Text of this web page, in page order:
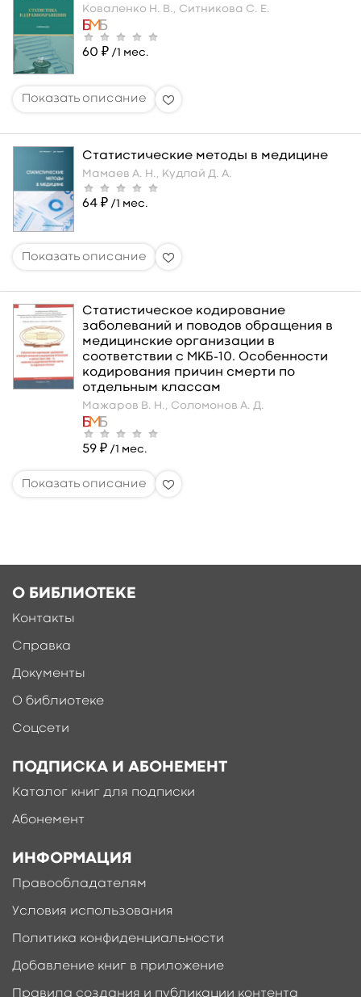
Коваленко Н. В., Ситникова С. Е.
60 ₽ /1 мес.
Статистические методы в медицине
Мамаев А. Н., Кудлай Д. А.
64 ₽ /1 мес.
Статистическое кодирование
заболеваний и поводов обращения в
медицинские организации в
соответствии с МКБ-10. Особенности
кодирования причин смерти по
отдельным классам
Мажаров В. Н., Соломонов А. Д.
59 ₽ /1 мес.
О БИБЛИОТЕКЕ
Контакты
Справка
Документы
О библиотеке
Соцсети
ПОДПИСКА И АБОНЕМЕНТ
Каталог книг для подписки
Абонемент
ИНФОРМАЦИЯ
Правообладателям
Условия использования
Политика конфиденциальности
Добавление книг в приложение
Правила создания и публикации контента